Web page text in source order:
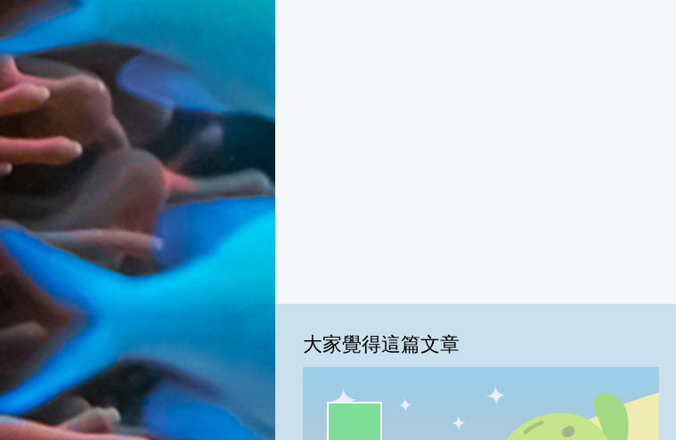
大家覺得這篇文章
一級棒:82%